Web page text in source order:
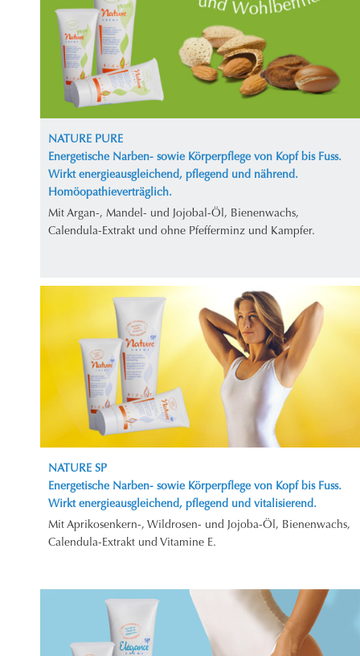
NATURE PURE
Energetische Narben- sowie Körperpflege von Kopf bis Fuss.
Wirkt energieausgleichend, pflegend und nährend.
Homöopathieverträglich.
Mit Argan-, Mandel- und Jojobal-Öl, Bienenwachs,
Calendula-Extrakt und ohne Pfefferminz und Kampfer.
NATURE SP
Energetische Narben- sowie Körperpflege von Kopf bis Fuss.
Wirkt energieausgleichend, pflegend und vitalisierend.
Mit Aprikosenkern-, Wildrosen- und Jojoba-Öl, Bienenwachs,
Calendula-Extrakt und Vitamine E.